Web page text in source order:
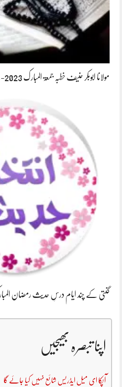
مولانا ابوبکر حنیف خطبہ جمعۃ المبارک 2023-04-21
گنتی کے چند ایام درسِ حدیث رمضان المبارک
اپنا تبصرہ بھیجیں
آپکا ای میل ایڈریس شائع نہیں کیا جائے گا